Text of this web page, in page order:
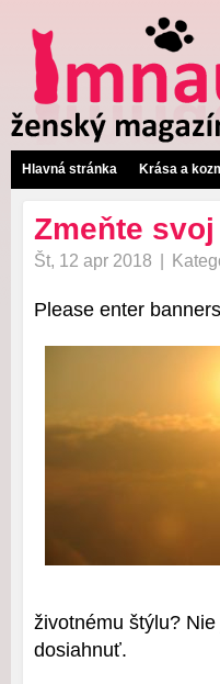
Hlavná stránka Krása a
Zmeňte
Št, 12 apr 2018
Please enter
životnému štýlu?
dosiahnuť.